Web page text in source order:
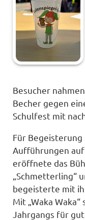
Besucher
Becher gegen
Schulfest mit
Für
Aufführungen
eröffnete das
„Schmetterling“
begeisterte mit
Mit „Waka
Jahrgangs für